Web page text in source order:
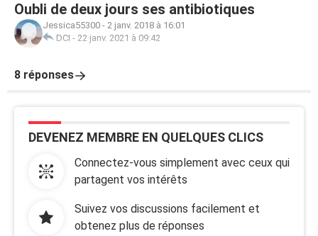
Oubli de deux jours ses antibiotiques
Jessica55300 - 2 janv. 2018 à 16:01
DCI - 22 janv. 2021 à 09:42
8 réponses
DEVENEZ MEMBRE EN QUELQUES CLICS
Connectez-vous simplement avec ceux qui
partagent vos intérêts
Suivez vos discussions facilement et
obtenez plus de réponses